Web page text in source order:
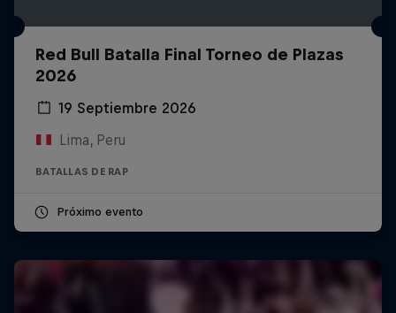
Red Bull Batalla Final Torneo de Plazas
2026
19 Septiembre 2026
Lima, Peru
BATALLAS DE RAP
Próximo evento